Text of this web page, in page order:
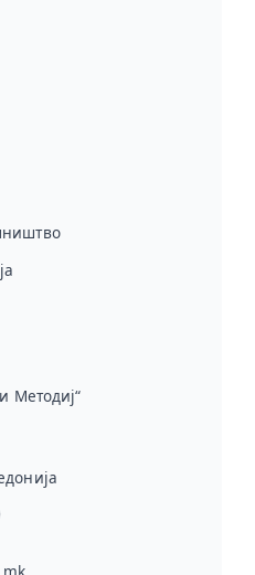
Методиј“